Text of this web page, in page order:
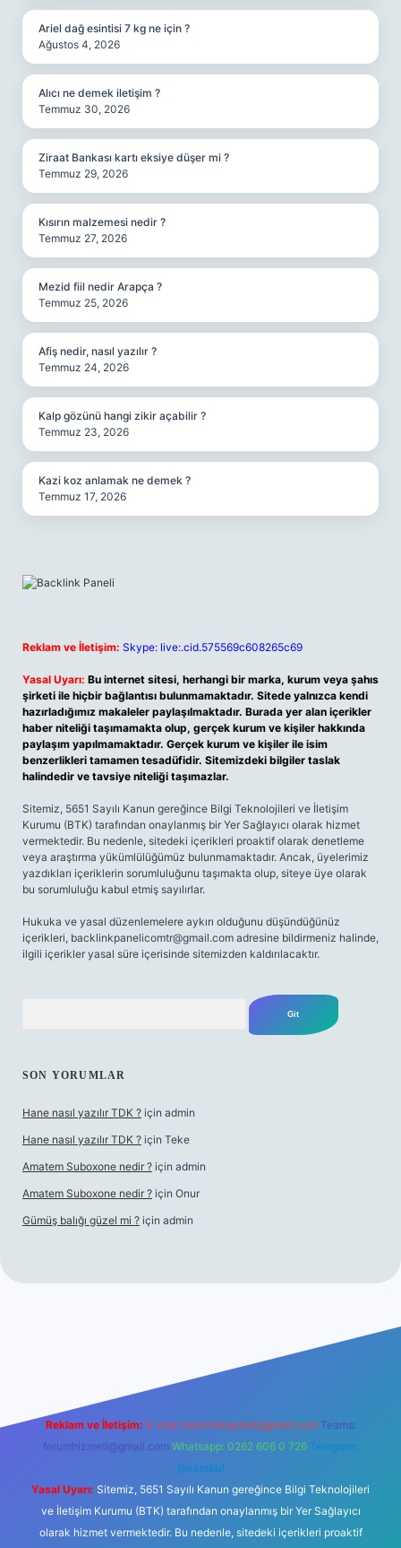
Ariel dağ esintisi 7 kg ne için ?
Ağustos 4, 2026
Alıcı ne demek iletişim ?
Temmuz 30, 2026
Ziraat Bankası kartı eksiye düşer mi ?
Temmuz 29, 2026
Kısırın malzemesi nedir ?
Temmuz 27, 2026
Mezid fiil nedir Arapça ?
Temmuz 25, 2026
Afiş nedir, nasıl yazılır ?
Temmuz 24, 2026
Kalp gözünü hangi zikir açabilir ?
Temmuz 23, 2026
Kazi koz anlamak ne demek ?
Temmuz 17, 2026
Reklam ve İletişim: Skype: live:.cid.575569c608265c69
Yasal Uyarı: Bu internet sitesi, herhangi bir marka, kurum veya şahıs
şirketi ile hiçbir bağlantısı bulunmamaktadır. Sitede yalnızca kendi
hazırladığımız makaleler paylaşılmaktadır. Burada yer alan içerikler
haber niteliği taşımamakta olup, gerçek kurum ve kişiler hakkında
paylaşım yapılmamaktadır. Gerçek kurum ve kişiler ile isim
benzerlikleri tamamen tesadüfidir. Sitemizdeki bilgiler taslak
halindedir ve tavsiye niteliği taşımazlar.
Sitemiz, 5651 Sayılı Kanun gereğince Bilgi Teknolojileri ve İletişim
Kurumu (BTK) tarafından onaylanmış bir Yer Sağlayıcı olarak hizmet
vermektedir. Bu nedenle, sitedeki içerikleri proaktif olarak denetleme
veya araştırma yükümlülüğümüz bulunmamaktadır. Ancak, üyelerimiz
yazdıkları içeriklerin sorumluluğunu taşımakta olup, siteye üye olarak
bu sorumluluğu kabul etmiş sayılırlar.
Hukuka ve yasal düzenlemelere aykırı olduğunu düşündüğünüz
içerikleri, backlinkpanelicomtr@gmail.com adresine bildirmeniz halinde,
ilgili içerikler yasal süre içerisinde sitemizden kaldırılacaktır.
SON YORUMLAR
Hane nasıl yazılır TDK ? için admin
Hane nasıl yazılır TDK ? için Teke
Amatem Suboxone nedir ? için admin
Amatem Suboxone nedir ? için Onur
Gümüş balığı güzel mi ? için admin
Reklam ve İletişim: E-mail: backlinkpaneli@gmail.com Teams:
forumhizmeti@gmail.com Whatsapp: 0262 606 0 726 Telegram:
@karabul
Yasal Uyarı: Sitemiz, 5651 Sayılı Kanun gereğince Bilgi Teknolojileri
ve İletişim Kurumu (BTK) tarafından onaylanmış bir Yer Sağlayıcı
olarak hizmet vermektedir. Bu nedenle, sitedeki içerikleri proaktif